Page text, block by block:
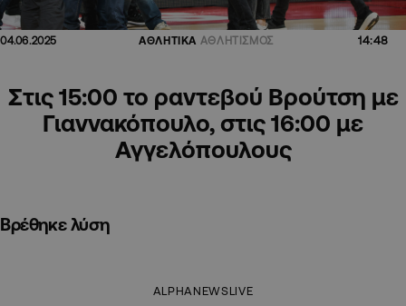
04.06.2025 ΑΘΛΗΤΙΚΑ ΑΘΛΗΤΙΣΜΟΣ 14:48
Στις 15:00 το ραντεβού Βρούτση με
Γιαννακόπουλο, στις 16:00 με
Αγγελόπουλους
Βρέθηκε λύση
ALPHANEWSLIVE